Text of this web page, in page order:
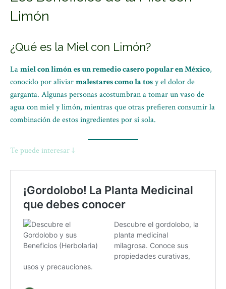
Limón
¿Qué es la Miel con Limón?
Lamiel con limónes un remedio casero popular en México,
conocido por aliviarmalestares como la tosy el dolor de
garganta. Algunas personas acostumbran a tomar un vaso de
agua con miel y limón, mientras que otras prefieren consumir la
combinación de estos ingredientes por sí sola.
Te puede interesar ↓